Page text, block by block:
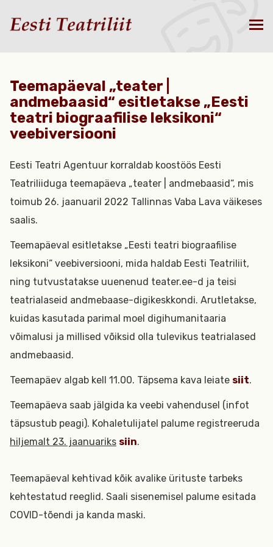
Teemapäeval „teater |
andmebaasid“ esitletakse „Eesti
teatri biograafilise leksikoni“
veebiversiooni
Eesti Teatri Agentuur korraldab koostöös Eesti
Teatriliiduga teemapäeva „teater | andmebaasid“, mis
toimub 26. jaanuaril 2022 Tallinnas Vaba Lava väikeses
saalis.
Teemapäeval esitletakse „Eesti teatri biograafilise
leksikoni“ veebiversiooni, mida haldab Eesti Teatriliit,
ning tutvustatakse uuenenud teater.ee-d ja teisi
teatrialaseid andmebaase-digikeskkondi. Arutletakse,
kuidas kasutada parimal moel digihumanitaaria
võimalusi ja millised võiksid olla tulevikus teatrialased
andmebaasid.
Teemapäev algab kell 11.00. Täpsema kava leiate siit.
Teemapäeva saab jälgida ka veebi vahendusel (infot
täpsustub peagi). Kohaletulijatel palume registreeruda
hiljemalt 23. jaanuariks siin.
Teemapäeval kehtivad kõik avalike ürituste tarbeks
kehtestatud reeglid. Saali sisenemisel palume esitada
COVID-tõendi ja kanda maski.